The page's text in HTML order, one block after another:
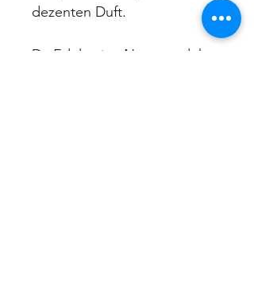
dezenten Duft.
Da Edelsteine Naturprodukte